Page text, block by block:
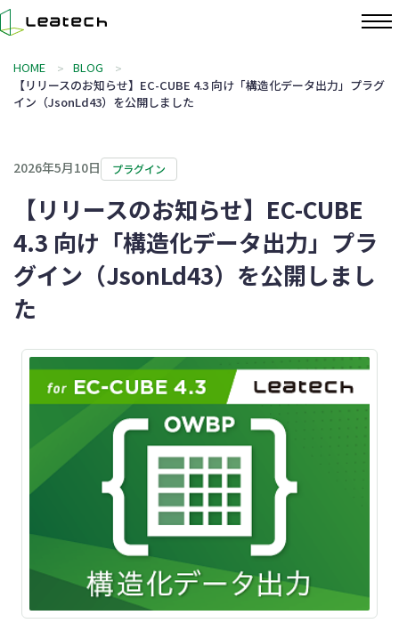
HOME
BLOG
【リリースのお知らせ】EC-CUBE 4.3 向け「構造化データ出力」プラグ
イン（JsonLd43）を公開しました
2026年5月10日 プラグイン
【リリースのお知らせ】EC-CUBE
4.3 向け「構造化データ出力」プラ
グイン（JsonLd43）を公開しまし
た